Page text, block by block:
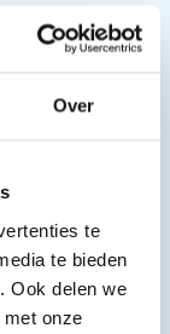
Over
te
te bieden
Ook delen we
onze
DCP-387C,
DCP-
290C, Brother
6490CW,
MFC-